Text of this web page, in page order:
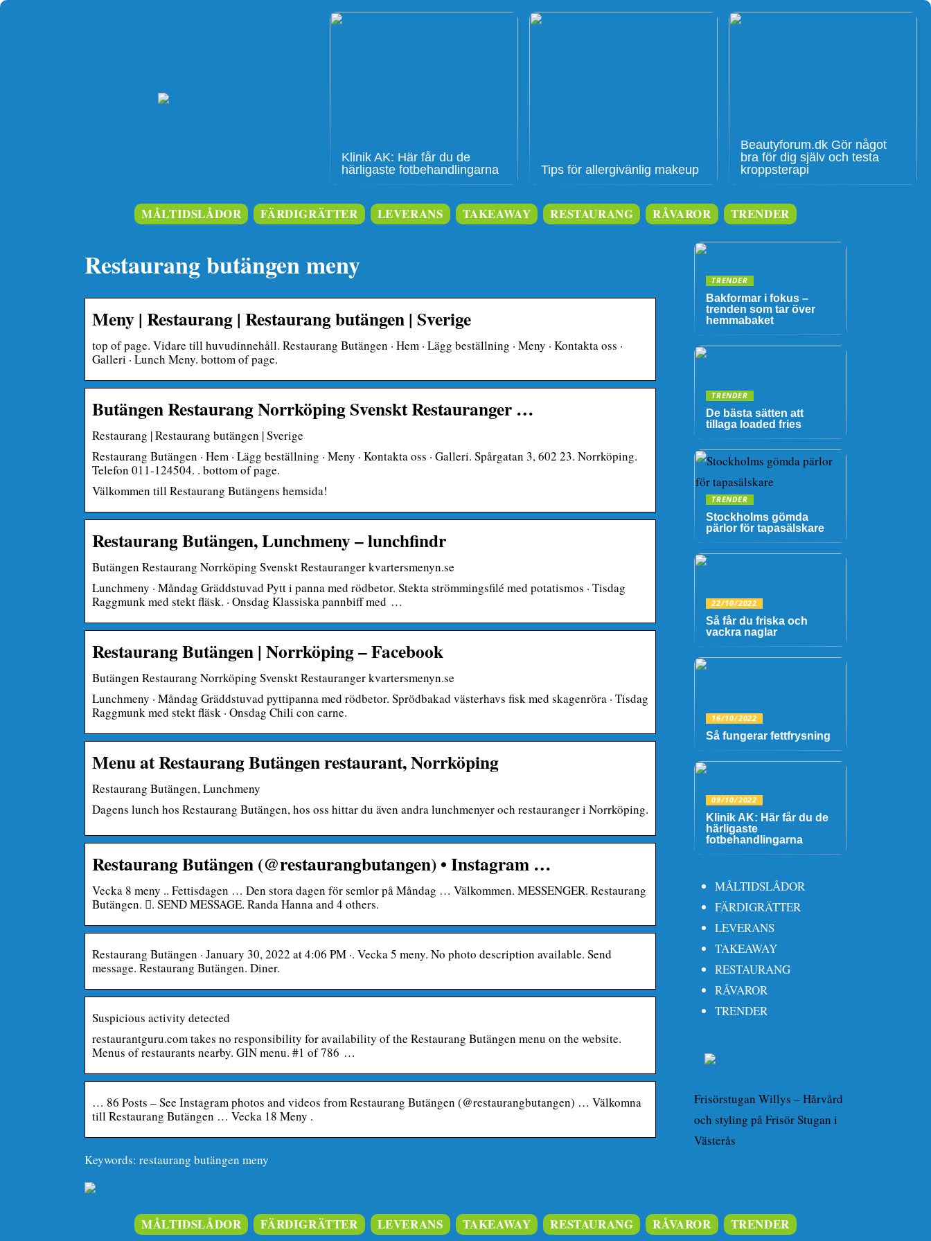
Klinik AK: Här får du de
härligaste fotbehandlingarna
Tips för allergivänlig makeup
Beautyforum.dk Gör något
bra för dig själv och testa
kroppsterapi
MÅLTIDSLÅDOR FÄRDIGRÄTTER LEVERANS TAKEAWAY RESTAURANG RÅVAROR TRENDER
Restaurang butängen meny
Meny | Restaurang | Restaurang butängen | Sverige
top of page. Vidare till huvudinnehåll. Restaurang Butängen · Hem · Lägg beställning · Meny · Kontakta oss ·
Galleri · Lunch Meny. bottom of page.
Butängen Restaurang Norrköping Svenskt Restauranger …
Restaurang | Restaurang butängen | Sverige
Restaurang Butängen · Hem · Lägg beställning · Meny · Kontakta oss · Galleri. Spårgatan 3, 602 23. Norrköping.
Telefon 011-124504. ​. bottom of page.
Välkommen till Restaurang Butängens hemsida!
Restaurang Butängen, Lunchmeny – lunchfindr
Butängen Restaurang Norrköping Svenskt Restauranger kvartersmenyn.se
Lunchmeny · Måndag Gräddstuvad Pytt i panna med rödbetor. Stekta strömmingsfilé med potatismos · Tisdag
Raggmunk med stekt fläsk. · Onsdag Klassiska pannbiff med …
Restaurang Butängen | Norrköping – Facebook
Butängen Restaurang Norrköping Svenskt Restauranger kvartersmenyn.se
Lunchmeny · Måndag Gräddstuvad pyttipanna med rödbetor. Sprödbakad västerhavs fisk med skagenröra · Tisdag
Raggmunk med stekt fläsk · Onsdag Chili con carne.
Menu at Restaurang Butängen restaurant, Norrköping
Restaurang Butängen, Lunchmeny
Dagens lunch hos Restaurang Butängen, hos oss hittar du även andra lunchmenyer och restauranger i Norrköping.
Restaurang Butängen (@restaurangbutangen) • Instagram …
Vecka 8 meny .. Fettisdagen … Den stora dagen för semlor på Måndag … Välkommen. MESSENGER. Restaurang
Butängen. 󱤄. SEND MESSAGE. Randa Hanna and 4 others.
Restaurang Butängen · January 30, 2022 at 4:06 PM ·. Vecka 5 meny. No photo description available. Send
message. Restaurang Butängen. Diner.
Suspicious activity detected
restaurantguru.com takes no responsibility for availability of the Restaurang Butängen menu on the website.
Menus of restaurants nearby. GIN menu. #1 of 786 …
… 86 Posts – See Instagram photos and videos from Restaurang Butängen (@restaurangbutangen) … Välkomna
till Restaurang Butängen … Vecka 18 Meny .
Keywords: restaurang butängen meny
TRENDER
Bakformar i fokus –
trenden som tar över
hemmabaket
TRENDER
De bästa sätten att
tillaga loaded fries
TRENDER
Stockholms gömda
pärlor för tapasälskare
22/10/2022
Så får du friska och
vackra naglar
16/10/2022
Så fungerar fettfrysning
09/10/2022
Klinik AK: Här får du de
härligaste
fotbehandlingarna
MÅLTIDSLÅDOR
FÄRDIGRÄTTER
LEVERANS
TAKEAWAY
RESTAURANG
RÅVAROR
TRENDER
Frisörstugan Willys – Hårvård
och styling på Frisör Stugan i
Västerås
MÅLTIDSLÅDOR FÄRDIGRÄTTER LEVERANS TAKEAWAY RESTAURANG RÅVAROR TRENDER